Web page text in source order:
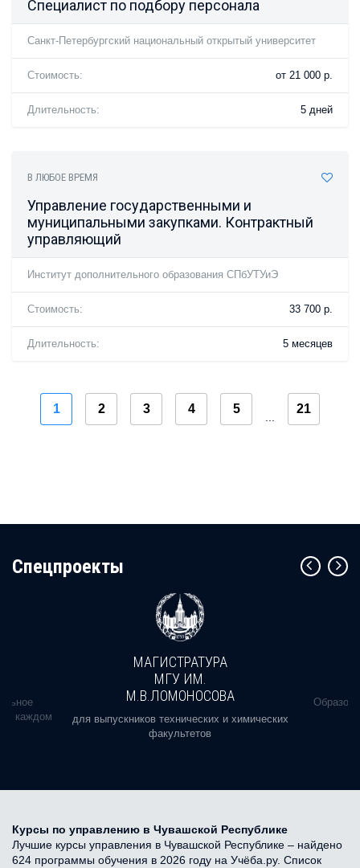
Специалист по подбору персонала
Санкт-Петербургский национальный открытый университет
Стоимость: от 21 000 р.
Длительность: 5 дней
В ЛЮБОЕ ВРЕМЯ
Управление государственными и
муниципальными закупками. Контрактный
управляющий
Институт дополнительного образования СПбУТУиЭ
Стоимость: 33 700 р.
Длительность: 5 месяцев
1 2 3 4 5 21
Cпецпроекты
в каждом
МАГИСТРАТУРА
МГУ ИМ.
М.В.ЛОМОНОСОВА
для выпускников технических и химических
факультетов
Курсы по управлению в Чувашской Республике
Лучшие курсы управления в Чувашской Республике – найдено
624 программы обучения в 2026 году на Учёба.ру. Список